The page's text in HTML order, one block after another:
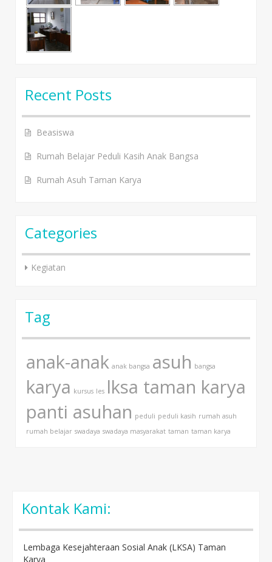
Recent Posts
Beasiswa
Rumah Belajar Peduli Kasih Anak Bangsa
Rumah Asuh Taman Karya
Categories
Kegiatan
Tag
anak-anak anak bangsa asuh bangsa
karya kursus les lksa taman karya
panti asuhan peduli peduli kasih rumah asuh
rumah belajar swadaya swadaya masyarakat taman taman karya
Kontak Kami:
Lembaga Kesejahteraan Sosial Anak (LKSA) Taman
Karya